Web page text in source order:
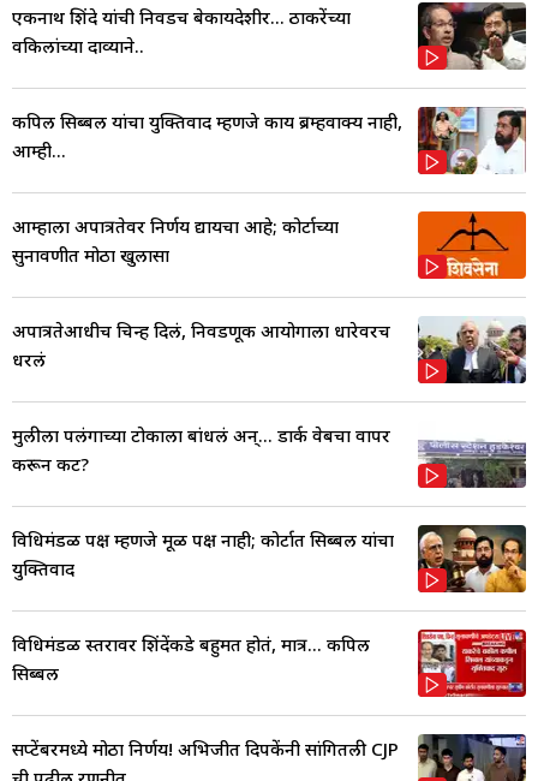
एकनाथ शिंदे यांची निवडच बेकायदेशीर... ठाकरेंच्या
वकिलांच्या दाव्याने..
कपिल सिब्बल यांचा युक्तिवाद म्हणजे काय ब्रम्हवाक्य नाही,
आम्ही...
आम्हाला अपात्रतेवर निर्णय द्यायचा आहे; कोर्टाच्या
सुनावणीत मोठा खुलासा
अपात्रतेआधीच चिन्ह दिलं, निवडणूक आयोगाला धारेवरच
धरलं
मुलीला पलंगाच्या टोकाला बांधलं अन्... डार्क वेबचा वापर
करून कट?
विधिमंडळ पक्ष म्हणजे मूळ पक्ष नाही; कोर्टात सिब्बल यांचा
युक्तिवाद
विधिमंडळ स्तरावर शिंदेंकडे बहुमत होतं, मात्र... कपिल
सिब्बल
सप्टेंबरमध्ये मोठा निर्णय! अभिजीत दिपकेंनी सांगितली CJP